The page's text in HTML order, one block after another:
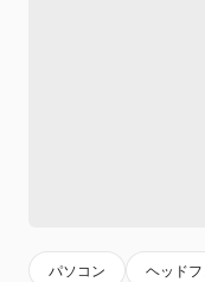
パソコン ヘッド